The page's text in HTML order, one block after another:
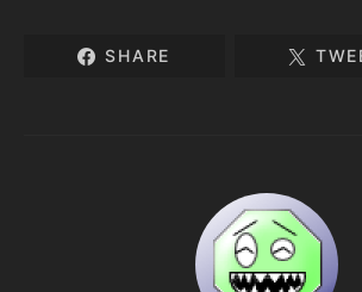
SHARE